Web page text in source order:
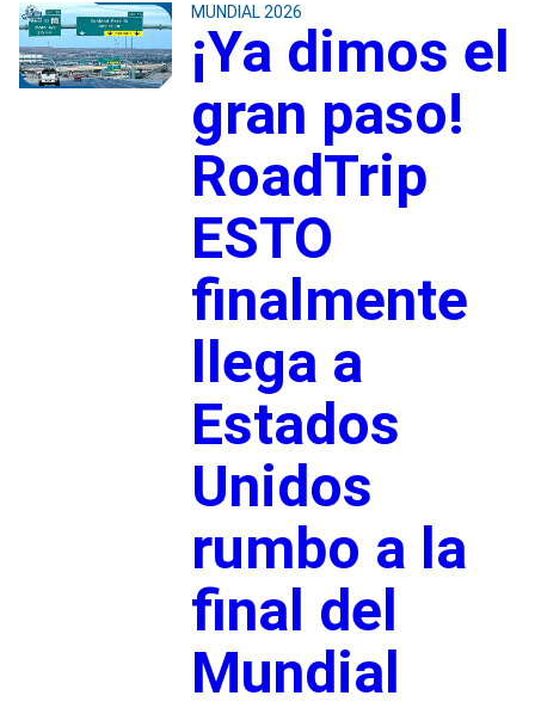
MUNDIAL 2026
¡Ya dimos el
gran paso!
RoadTrip
ESTO
finalmente
llega a
Estados
Unidos
rumbo a la
final del
Mundial